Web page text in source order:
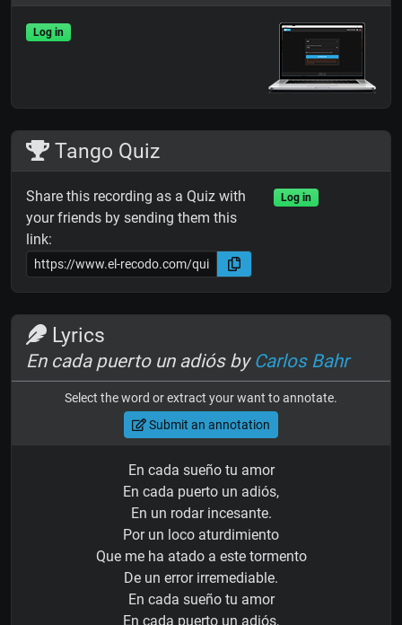
Log in
Tango Quiz
Share this recording as a Quiz with
your friends by sending them this
link:
Log in
Lyrics
En cada puerto un adiós by Carlos Bahr
Select the word or extract your want to annotate.
Submit an annotation
En cada sueño tu amor
En cada puerto un adiós,
En un rodar incesante.
Por un loco aturdimiento
Que me ha atado a este tormento
De un error irremediable.
En cada sueño tu amor
En cada puerto un adiós,